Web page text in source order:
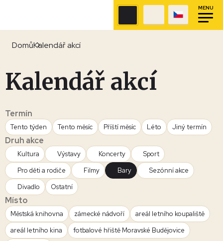
MENU
DomůKalendář akcí
Kalendář akcí
Termín
Tento týden Tento měsíc Příští měsíc Léto Jiný termín
Druh akce
Kultura Výstavy Koncerty
Sport
Pro děti a rodiče
Filmy Bary
Sezónní akce
Divadlo
Ostatní
Místo
Městská knihovna zámecké nádvoří
areál letního koupaliště
areál letního kina
fotbalové hřiště Moravské Budějovice